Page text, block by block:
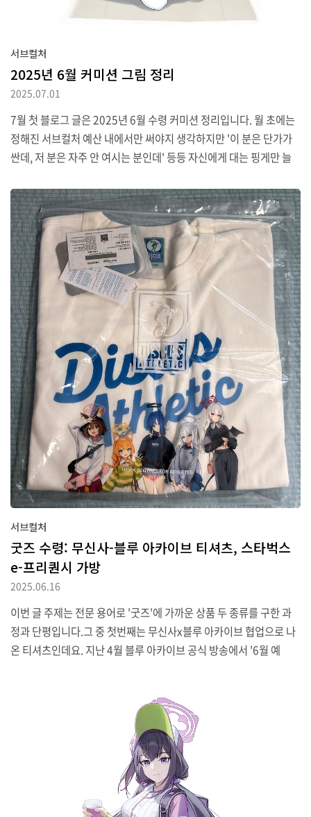
서브컬처
2025년 6월 커미션 그림 정리
2025.07.01
7월 첫 블로그 글은 2025년 6월 수령 커미션 정리입니다. 월 초에는
정해진 서브컬처 예산 내에서만 써야지 생각하지만 '이 분은 단가가
싼데, 저 분은 자주 안 여시는 분인데' 등등 자신에게 대는 핑게만 늘
아니었습니다.첫번째 "블루 아카이브" 캐릭터는 나나가미 린입니다.
이 작품은 (이미 몇 번 소개드린 바 있는) chomo 작가에게 부탁드린
건인데요 (기간은 6월 2일에서 4일).사무실 정리를 위해 박스를 들고
이동하는 콘셉트입니다. 처음에는 좀 더 복잡한 아이디어가 있었습니
다만 다듬는 과정에서 심플하게 박스 하나로 줄였었네요.commissi
on #七神リン pic.twitter.com/OshMCBpSjT— 長モ/chomo
(@kenj1..
서브컬처
굿즈 수령: 무신사-블루 아카이브 티셔츠, 스타벅스
e-프리퀀시 가방
2025.06.16
이번 글 주제는 전문 용어로 '굿즈'에 가까운 상품 두 종류를 구한 과
정과 단평입니다.그 중 첫번째는 무신사x블루 아카이브 협업으로 나
온 티셔츠인데요. 지난 4월 블루 아카이브 공식 방송에서 '6월 예
일러스트를 활용한 아크릴 스탠드나 뱃지도 판매하는 모양입니다만,
아쉽게도 해당 상품은 팝업 스토어 현장판매만 진행하더군요(무신사
는 온라인 숍으로 유명해졌다고 생각했는데 알고 보니 오프라인 스토
어도 여러 곳 있어).무신사 공식에서 올린 컬래버 홍보자료를 보면 서
브컬처 덩치가 커진 건지 속칭 '인싸'가 서브컬처에 점령군처럼 들어
오는 건지 알쏭달쏭한 느낌입니다. 마침 팝업으로 꾸며..